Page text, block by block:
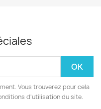
Vous trouverez pour cela
d'utilisation du site.